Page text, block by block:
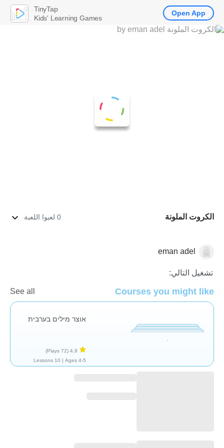
الكروت الملونة 0 لعبوا اللعبة
العربيةeman adel
تشغيل التالي:
Courses you might like
See all
אוצר מילים בערבית
4,8
(72 Plays)
Ages 4-5 |
10 Lessons
TinyTap
Kids' Learning Games
Open App